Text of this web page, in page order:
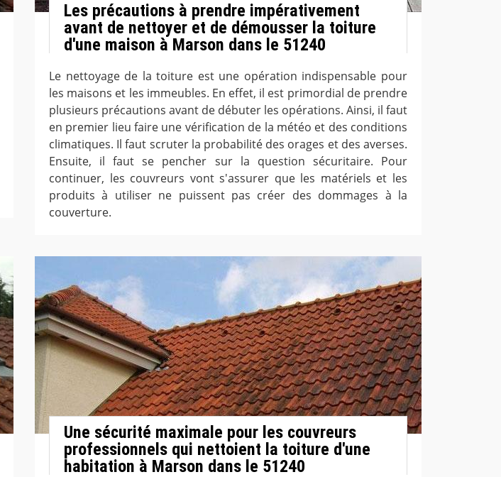
Les précautions à prendre impérativement
avant de nettoyer et de démousser la toiture
d'une maison à Marson dans le 51240
Le nettoyage de la toiture est une opération indispensable pour
les maisons et les immeubles. En effet, il est primordial de prendre
plusieurs précautions avant de débuter les opérations. Ainsi, il faut
en premier lieu faire une vérification de la météo et des conditions
climatiques. Il faut scruter la probabilité des orages et des averses.
Ensuite, il faut se pencher sur la question sécuritaire. Pour
continuer, les couvreurs vont s'assurer que les matériels et les
produits à utiliser ne puissent pas créer des dommages à la
couverture.
Une sécurité maximale pour les couvreurs
professionnels qui nettoient la toiture d'une
habitation à Marson dans le 51240